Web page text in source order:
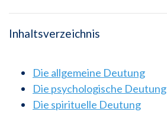
Inhaltsverzeichnis
Die allgemeine Deutung
Die psychologische Deutung
Die spirituelle Deutung